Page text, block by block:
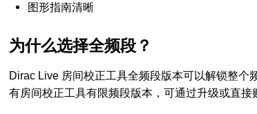
图形指南清晰
为什么选择全频段？
Dirac Live 房间校正工具全频段版本可以解锁整个
有房间校正工具有限频段版本，可通过升级或直接